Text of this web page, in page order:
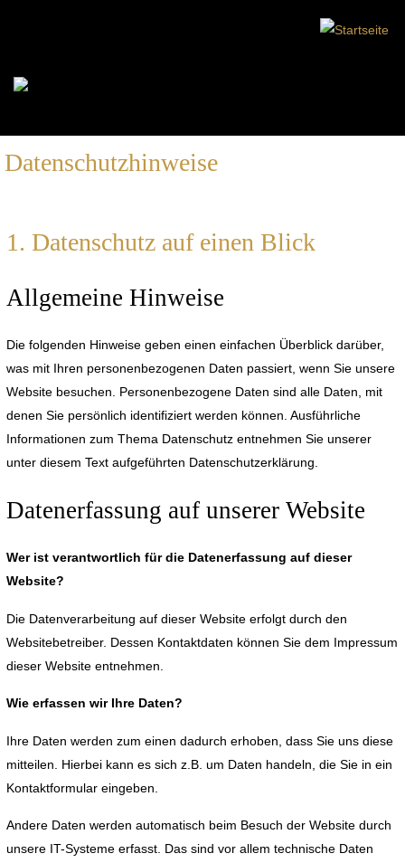
Datenschutzhinweise
1. Datenschutz auf einen Blick
Allgemeine Hinweise
Die folgenden Hinweise geben einen einfachen Überblick darüber,
was mit Ihren personenbezogenen Daten passiert, wenn Sie unsere
Website besuchen. Personenbezogene Daten sind alle Daten, mit
denen Sie persönlich identifiziert werden können. Ausführliche
Informationen zum Thema Datenschutz entnehmen Sie unserer
unter diesem Text aufgeführten Datenschutzerklärung.
Datenerfassung auf unserer Website
Wer ist verantwortlich für die Datenerfassung auf dieser
Website?
Die Datenverarbeitung auf dieser Website erfolgt durch den
Websitebetreiber. Dessen Kontaktdaten können Sie dem Impressum
dieser Website entnehmen.
Wie erfassen wir Ihre Daten?
Ihre Daten werden zum einen dadurch erhoben, dass Sie uns diese
mitteilen. Hierbei kann es sich z.B. um Daten handeln, die Sie in ein
Kontaktformular eingeben.
Andere Daten werden automatisch beim Besuch der Website durch
unsere IT-Systeme erfasst. Das sind vor allem technische Daten